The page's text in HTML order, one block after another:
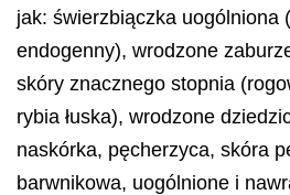
jak: świerzbiączka uogólniona
endogenny), wrodzone
skóry znacznego stopnia
rybia łuska), wrodzone
naskórka, pęcherzyca, skóra
barwnikowa, uogólnione i